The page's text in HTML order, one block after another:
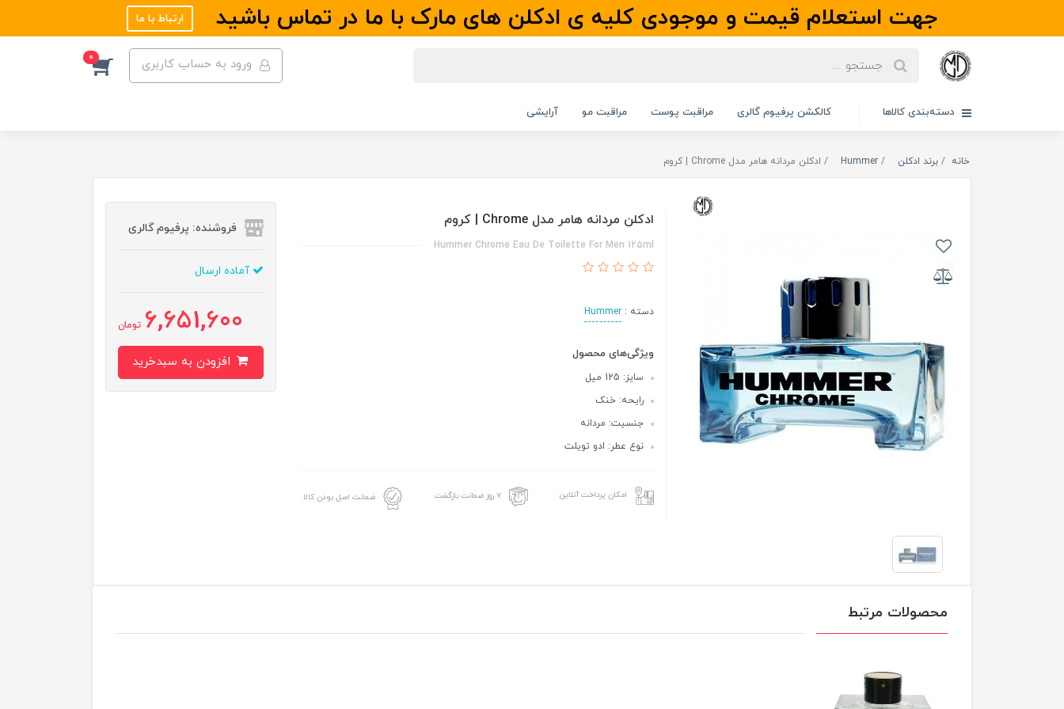
جهت استعلام قیمت و موجودی کلیه ی ادکلن های مارک با ما در تماس باشید ارتباط با ما
ورود به حساب کاربری 0
دسته‌بندی کالاها کالکشن پرفیوم گالری مراقبت پوست مراقبت مو آرایشی
خانه برند ادکلن Hummer ادکلن مردانه هامر مدل Chrome | کروم
ادکلن مردانه هامر مدل Chrome | کروم
Hummer Chrome Eau De Toilette For Men 125ml
دسته :Hummer
ویژگی‌های محصول
سایز: 125 میل
رایحه: خنک
جنسیت: مردانه
نوع عطر: ادو تویلت
امکان پرداخت آنلاین ۷ روز ضمانت بازگشت ضمانت اصل بودن کالا
فروشنده: پرفیوم گالری
آماده ارسال
6,651,600 تومان
محصولات مرتبط